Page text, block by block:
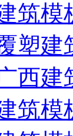
筑模
塑建
西建
筑模